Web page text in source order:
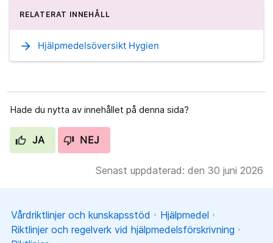
RELATERAT INNEHÅLL
arrow_forward Hjälpmedelsöversikt Hygien
Hade du nytta av innehållet på denna sida?
JA NEJ
Senast uppdaterad: den 30 juni 2026
Vårdriktlinjer och kunskapsstöd
Hjälpmedel
Riktlinjer och regelverk vid hjälpmedelsförskrivning